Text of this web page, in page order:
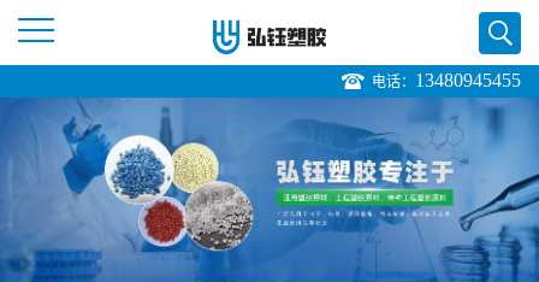
页
电话： 13480945455